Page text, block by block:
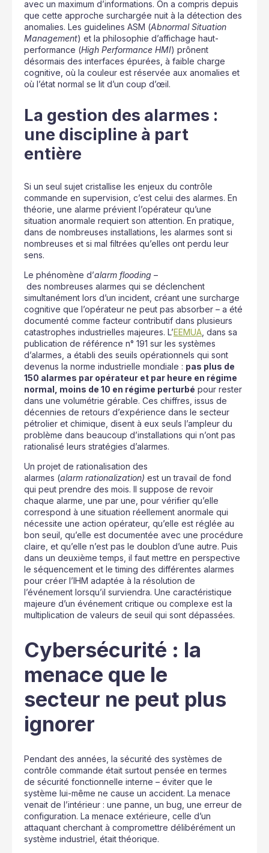
avec un maximum d’informations. On a compris depuis
que cette approche surchargée nuit à la détection des
anomalies. Les guidelines ASM (Abnormal Situation
Management) et la philosophie d’affichage haut-
performance (High Performance HMI) prônent
désormais des interfaces épurées, à faible charge
cognitive, où la couleur est réservée aux anomalies et
où l’état normal se lit d’un coup d’œil.
La gestion des alarmes :
une discipline à part
entière
Si un seul sujet cristallise les enjeux du contrôle
commande en supervision, c’est celui des alarmes. En
théorie, une alarme prévient l’opérateur qu’une
situation anormale requiert son attention. En pratique,
dans de nombreuses installations, les alarmes sont si
nombreuses et si mal filtrées qu’elles ont perdu leur
sens.
Le phénomène d’alarm flooding –
des nombreuses alarmes qui se déclenchent
simultanément lors d’un incident, créant une surcharge
cognitive que l’opérateur ne peut pas absorber – a été
documenté comme facteur contributif dans plusieurs
catastrophes industrielles majeures. L’EEMUA , dans sa
publication de référence n° 191 sur les systèmes
d’alarmes, a établi des seuils opérationnels qui sont
devenus la norme industrielle mondiale : pas plus de
150 alarmes par opérateur et par heure en régime
normal, moins de 10 en régime perturbé pour rester
dans une volumétrie gérable. Ces chiffres, issus de
décennies de retours d’expérience dans le secteur
pétrolier et chimique, disent à eux seuls l’ampleur du
problème dans beaucoup d’installations qui n’ont pas
rationalisé leurs stratégies d’alarmes.
Un projet de rationalisation des
alarmes (alarm rationalization) est un travail de fond
qui peut prendre des mois. Il suppose de revoir
chaque alarme, une par une, pour vérifier qu’elle
correspond à une situation réellement anormale qui
nécessite une action opérateur, qu’elle est réglée au
bon seuil, qu’elle est documentée avec une procédure
claire, et qu’elle n’est pas le doublon d’une autre. Puis
dans un deuxième temps, il faut mettre en perspective
le séquencement et le timing des différentes alarmes
pour créer l’IHM adaptée à la résolution de
l’événement lorsqu’il surviendra. Une caractéristique
majeure d’un événement critique ou complexe est la
multiplication de valeurs de seuil qui sont dépassées.
Cybersécurité : la
menace que le
secteur ne peut plus
ignorer
Pendant des années, la sécurité des systèmes de
contrôle commande était surtout pensée en termes
de sécurité fonctionnelle interne – éviter que le
système lui-même ne cause un accident. La menace
venait de l’intérieur : une panne, un bug, une erreur de
configuration. La menace extérieure, celle d’un
attaquant cherchant à compromettre délibérément un
système industriel, était théorique.